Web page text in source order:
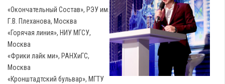
«Окончательный Состав», РЭУ им.
Г.В. Плеханова, Москва
«Горячая линия», НИУ МГСУ,
Москва
«Фрики лайк ми», РАНХиГС,
Москва
«Кронштадтский бульвар», МГТУ